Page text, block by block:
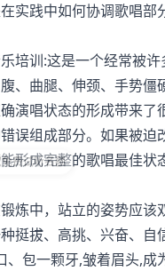
实践中如何协调歌唱部
训:这是一个经常被许
、曲腿、伸颈、手势
演唱状态的形成带来
误组成部分。如果被
形成完整的歌唱最佳状
，站立的姿势应该双
挺拔、高挑、兴奋、
、包一颗牙,皱着眉头,
免费试听名额